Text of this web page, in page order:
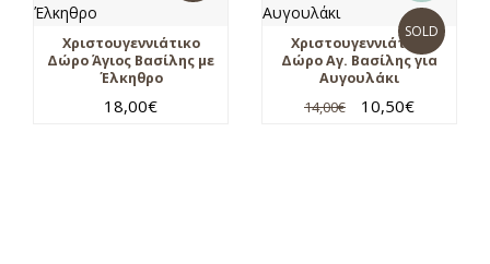
Χριστουγεννιάτικο
Δώρο Άγιος Βασίλης με
Έλκηθρο
18,00€
SOLD
Χριστουγεννιάτικο
Δώρο Αγ. Βασίλης για
Αυγουλάκι
14,00€ 10,50€